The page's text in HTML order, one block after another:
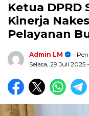
Ketua DPRD
Kinerja
Pelayanan
Admin LM
-
Selasa, 29 Juli 2025